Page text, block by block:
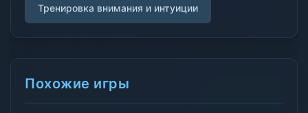
Тренировка внимания и интуиции
Похожие игры